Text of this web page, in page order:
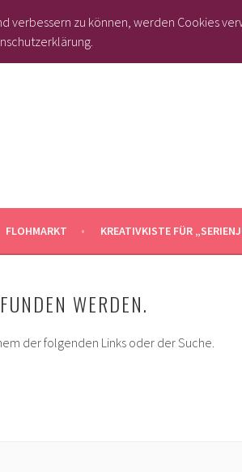
FLOHMARKT KREATIVKISTE FÜR
WERDEN.
der folgenden Links oder der Suche.
zu können, werden Cookies